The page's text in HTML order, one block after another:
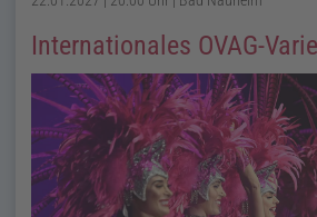
Internationales OVAG-